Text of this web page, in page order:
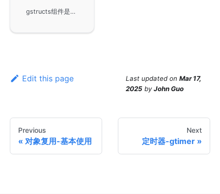
gstructs组件是GoFrame框架中用于获取结构体信息的底层工具。主要用于框架、基础库和中间件编写，支持Fields方法获取结构体字段信息以及TagMapName方法通过标签检索字段。适合开发者在构建Go应用时利用此组件进行字段操作和检索。
Edit this page Last updated on Mar 17,
2025 byJohn Guo
Previous
对象复用-基本使用
Next
定时器-gtimer